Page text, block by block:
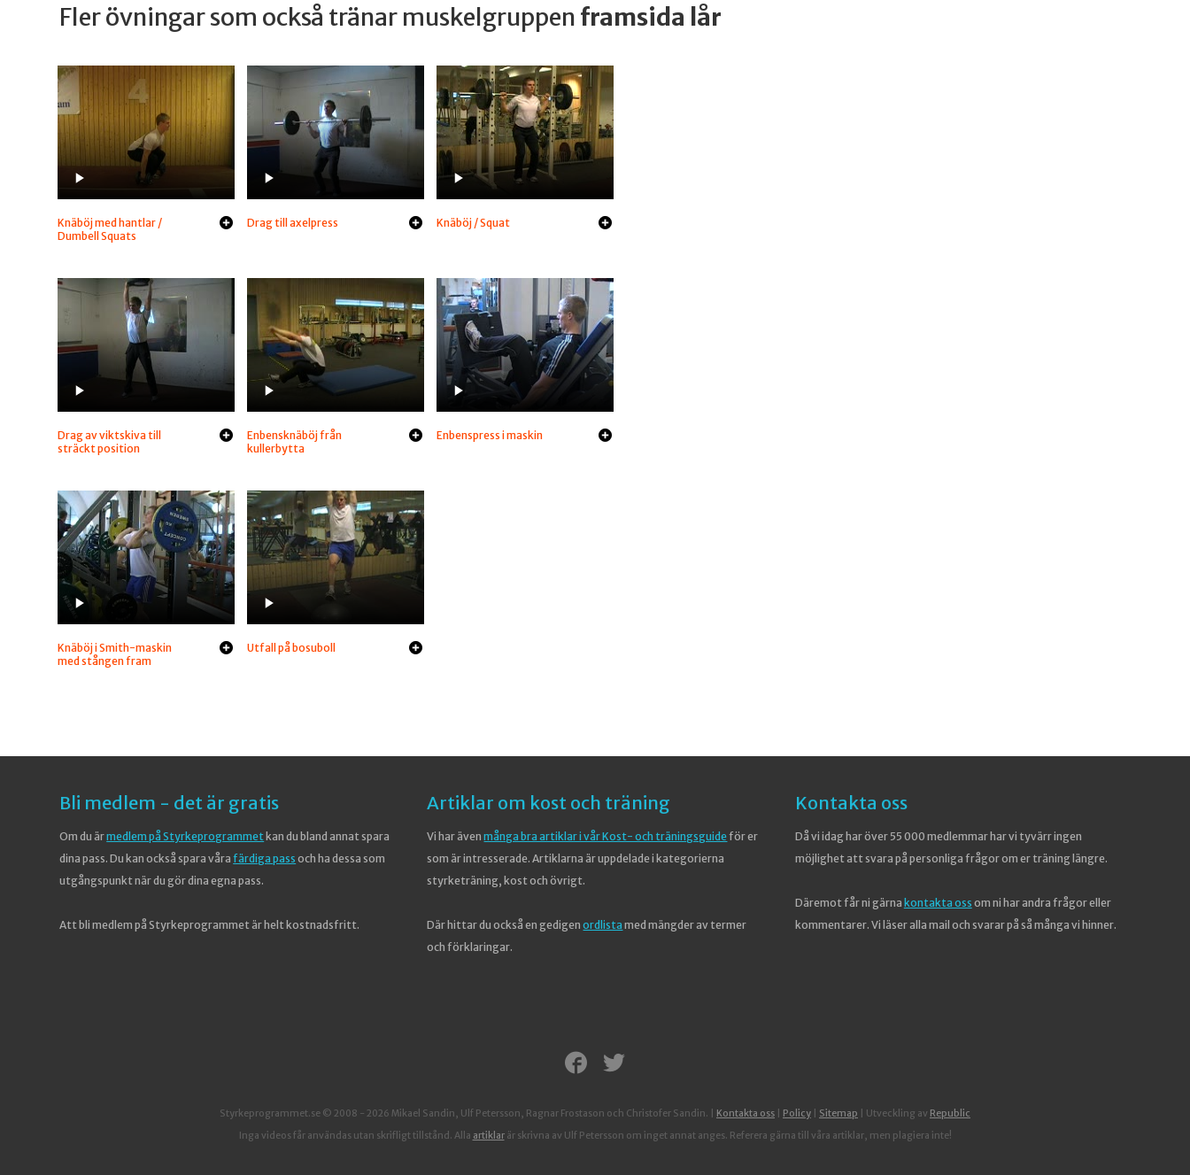
Fler övningar som också tränar muskelgruppen framsida lår
Knäböj med hantlar /
Dumbell Squats
Drag till axelpress Knäböj / Squat
Drag av viktskiva till
sträckt position
Enbensknäböj från
kullerbytta
Enbenspress i maskin
Knäböj i Smith-maskin
med stången fram
Utfall på bosuboll
Bli medlem - det är gratis
Om du ärmedlem på Styrkeprogrammetkan du bland annat spara
dina pass. Du kan också spara vårafärdiga pass och ha dessa som
utgångspunkt när du gör dina egna pass.
Att bli medlem på Styrkeprogrammet är helt kostnadsfritt.
Artiklar om kost och träning
Vi har ävenmånga bra artiklar i vår Kost- och träningsguideför er
som är intresserade. Artiklarna är uppdelade i kategorierna
styrketräning, kost och övrigt.
Där hittar du också en gedigenordlista med mängder av termer
och förklaringar.
Kontakta oss
Då vi idag har över 55 000 medlemmar har vi tyvärr ingen
möjlighet att svara på personliga frågor om er träning längre.
Däremot får ni gärna kontakta oss om ni har andra frågor eller
kommentarer. Vi läser alla mail och svarar på så många vi hinner.
Styrkeprogrammet.se © 2008 - 2026 Mikael Sandin, Ulf Petersson, Ragnar Frostason och Christofer Sandin. Kontakta oss Policy Sitemap | Utveckling av Republic
Inga videos får användas utan skrifligt tillstånd. Alla artiklarär skrivna av Ulf Petersson om inget annat anges. Referera gärna till våra artiklar, men plagiera inte!